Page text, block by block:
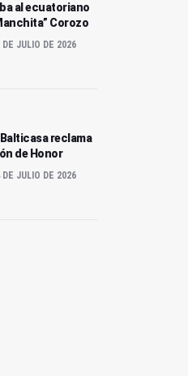
al ecuatoriano
Corozo
JULIO DE 2026
reclama
de Honor
JULIO DE 2026